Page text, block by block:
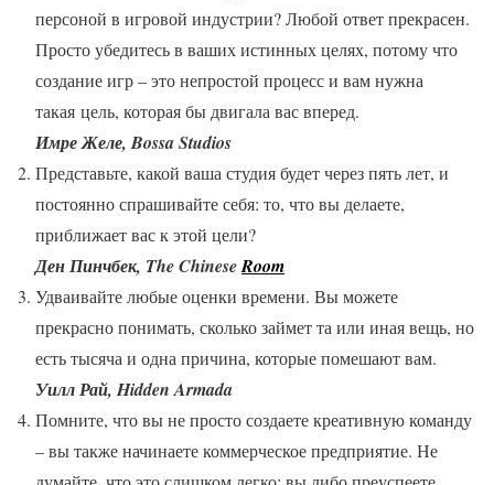
персоной в игровой индустрии? Любой ответ прекрасен.
Просто убедитесь в ваших истинных целях, потому что
создание игр – это непростой процесс и вам нужна
такая цель, которая бы двигала вас вперед.
Имре Желе, Bossa Studios
Представьте, какой ваша студия будет через пять лет, и
постоянно спрашивайте себя: то, что вы делаете,
приближает вас к этой цели?
Ден Пинчбек, The ChineseRoom
Удваивайте любые оценки времени. Вы можете
прекрасно понимать, сколько займет та или иная вещь, но
есть тысяча и одна причина, которые помешают вам.
Уилл Рай, Hidden Armada
Помните, что вы не просто создаете креативную команду
– вы также начинаете коммерческое предприятие. Не